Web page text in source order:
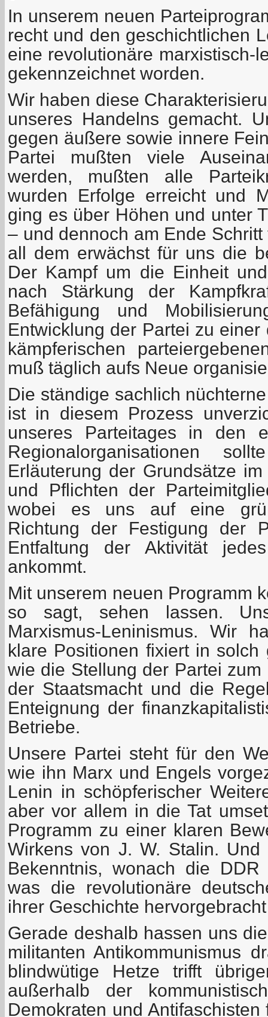
In unserem neuen
recht und den geschichtlichen
eine revolutionäre marxistisch-
gekennzeichnet worden.
Wir haben diese
unseres Handelns gemacht.
gegen äußere sowie innere
Partei mußten viele
werden, mußten alle
wurden Erfolge erreicht und
ging es über Höhen und unter
– und dennoch am Ende
all dem erwächst für uns die
Der Kampf um die Einheit
nach Stärkung der
Befähigung und
Entwicklung der Partei zu
kämpferischen
muß täglich aufs Neue
Die ständige sachlich
ist in diesem Prozess
unseres Parteitages in den
Regionalorganisationen
Erläuterung der Grundsätze
und Pflichten der
wobei es uns auf eine
Richtung der Festigung der
Entfaltung der Aktivität
ankommt.
Mit unserem neuen Programm
so sagt, sehen lassen.
Marxismus-Leninismus. Wir
klare Positionen fixiert in solch
wie die Stellung der Partei
der Staatsmacht und die
Enteignung der
Betriebe.
Unsere Partei steht für den
wie ihn Marx und Engels
Lenin in schöpferischer
aber vor allem in die Tat
Programm zu einer klaren
Wirkens von J. W. Stalin.
Bekenntnis, wonach die
was die revolutionäre
ihrer Geschichte
Gerade deshalb hassen uns
militanten Antikommunismus
blindwütige Hetze trifft
außerhalb der
Demokraten und